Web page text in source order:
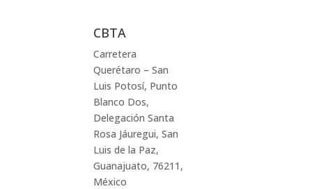
CBTA
Carretera
Querétaro – San
Luis Potosí, Punto
Blanco Dos,
Delegación Santa
Rosa Jáuregui, San
Luis de la Paz,
Guanajuato, 76211,
México